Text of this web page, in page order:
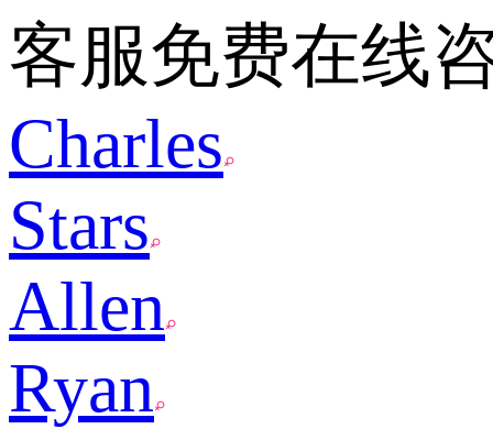
客服免费在线
Charles
Stars
Allen
Ryan